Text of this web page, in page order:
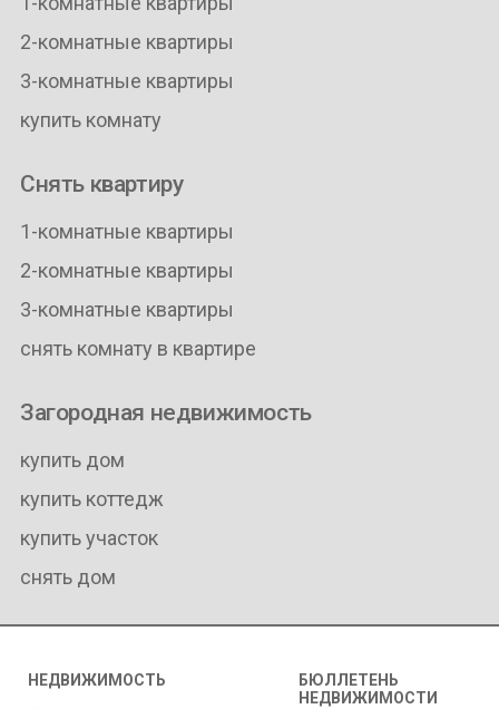
2-комнатные квартиры
3-комнатные квартиры
купить комнату
Снять квартиру
1-комнатные квартиры
2-комнатные квартиры
3-комнатные квартиры
снять комнату в квартире
Загородная недвижимость
купить дом
купить коттедж
купить участок
снять дом
НЕДВИЖИМОСТЬ
БЮЛЛЕТЕНЬ
НЕДВИЖИМОСТИ